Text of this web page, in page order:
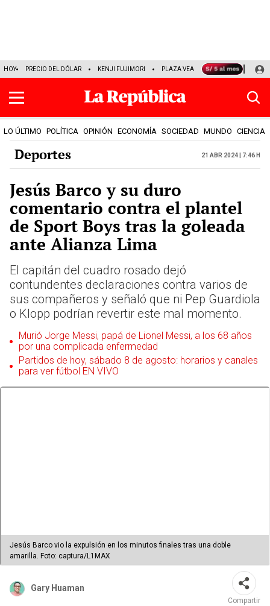
HOY PRECIO DEL DÓLAR KENJI FUJIMORI PLAZA VEA FERIADOS
LO ÚLTIMO POLÍTICA OPINIÓN ECONOMÍA SOCIEDAD MUNDO CIENCIA
Deportes 21 Abr 2024 | 7:46 h
Jesús Barco y su duro
comentario contra el plantel
de Sport Boys tras la goleada
ante Alianza Lima
El capitán del cuadro rosado dejó
contundentes declaraciones contra varios de
sus compañeros y señaló que ni Pep Guardiola
o Klopp podrían revertir este mal momento.
Murió Jorge Messi, papá de Lionel Messi, a los 68 años
por una complicada enfermedad
Partidos de hoy, sábado 8 de agosto: horarios y canales
para ver fútbol EN VIVO
Jesús Barco vio la expulsión en los minutos finales tras una doble
amarilla. Foto: captura/L1MAX
Gary Huaman
Compartir